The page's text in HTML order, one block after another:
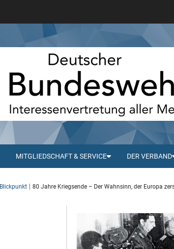
MITGLIEDSCHAFT & SERVICE DER VERBAND
Blickpunkt 80 Jahre Kriegsende – Der Wahnsinn, der Europa